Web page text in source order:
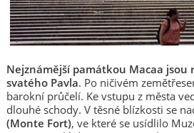
Nejznámější památkou Macaa jsou
svatého Pavla. Po ničivém
barokní průčelí. Ke vstupu z města
dlouhé schody. V těsné blízkosti se
(Monte Fort), ve které se usídlilo